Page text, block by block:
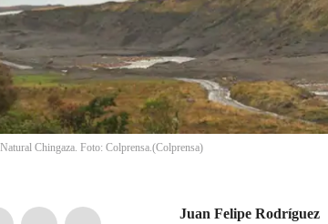
Chingaza. Foto: Colprensa.(Colprensa)
Juan Felipe Rodríguez